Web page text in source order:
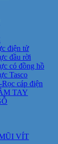
điện tử
đầu rời
có đồng hồ
Tasco
cáp điện
TAY
VÍT